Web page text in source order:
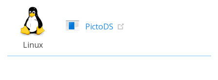
Linux
PictoDS